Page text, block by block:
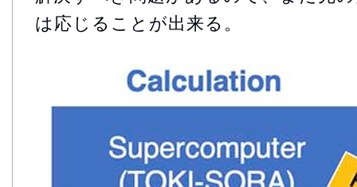
は応じることが出来る。